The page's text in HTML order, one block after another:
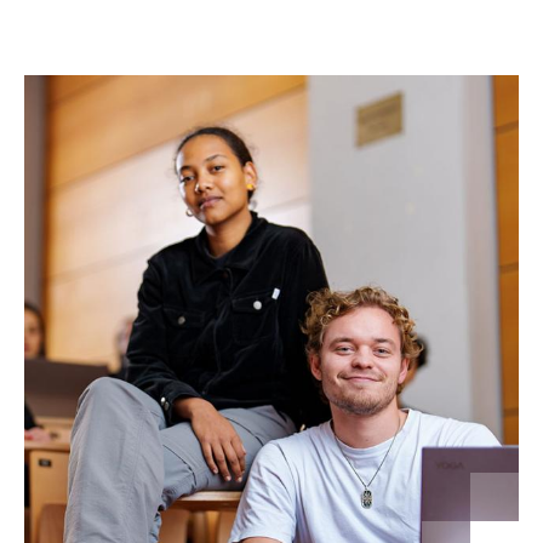
sich beruflich entscheiden, Sie sind der
Unternehmer Ihres Lebens!